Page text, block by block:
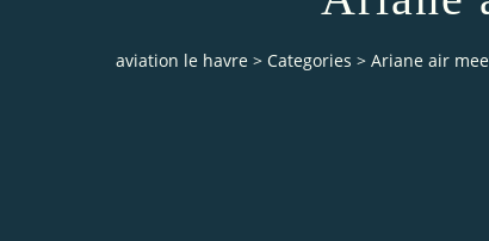
aviation le havre > Categories > Ariane air